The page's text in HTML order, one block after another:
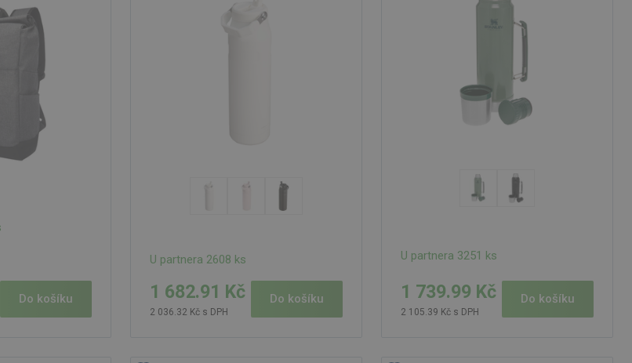
Do košíku
U partnera 2608 ks
1 682.91 Kč
2 036.32 Kč s DPH
Do košíku
U partnera 3251 ks
1 739.99 Kč
2 105.39 Kč s DPH
Do košíku